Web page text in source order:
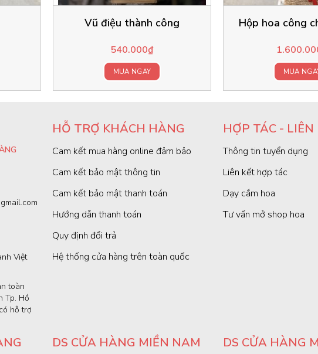
Vũ điệu thành công
540.000₫
MUA NGAY
Hộp hoa công
MUA
Việt
toàn
Tp. Hồ
hỗ trợ
HỖ TRỢ KHÁCH HÀNG
Cam kết mua hàng online đảm bảo
Cam kết bảo mật thông tin
Cam kết bảo mật thanh toán
Hướng dẫn thanh toán
Quy định đổi trả
Hệ thống cửa hàng trên toàn quốc
HỢP TÁC - LIÊN
Thông tin tuyển dụng
Liên kết hợp tác
Dạy cắm hoa
Tư vấn mở shop hoa
DS CỬA HÀNG MIỀN NAM
DS CỬA HÀNG